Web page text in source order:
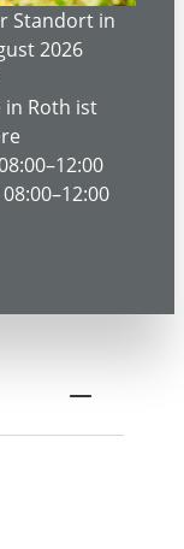
Standort in
2026
Roth ist